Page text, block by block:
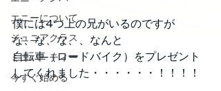
エニーについて
ジュニアクラス
ミニパーティー
今すぐ始める
僕には4つ上の兄がいるのですが
な、な、な、、なんと
自転車（ロードバイク）をプレゼント
してくれました・・・・・・！！！！